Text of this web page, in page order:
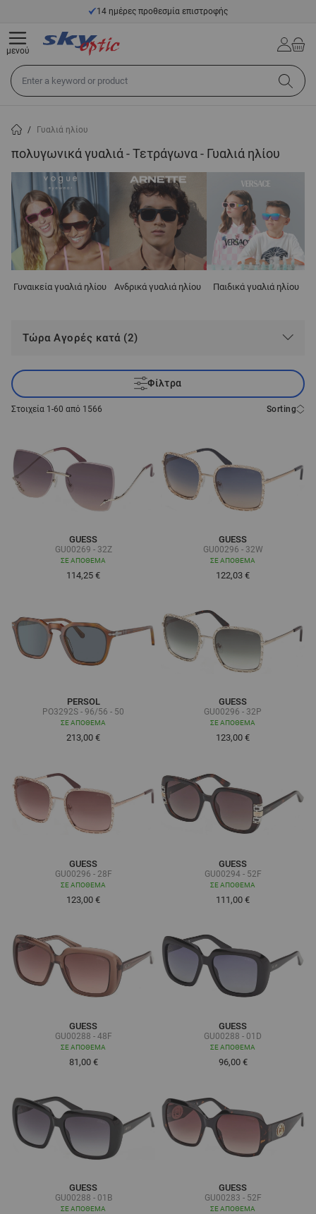
Μετάβαση στο περιεχόμενο14 ημέρες προθεσμία επιστροφής
Αναζήτηση σε όλο το κατάστημα...
μενού
/ Γυαλιά ηλίου
πολυγωνικά γυαλιά - Τετράγωνα - Γυαλιά ηλίου
Γυναικεία γυαλιά ηλίου Ανδρικά γυαλιά ηλίου Παιδικά γυαλιά ηλίου
Τώρα Αγορές κατά (2)
Φίλτρα
Στοιχεία 1-60 από 1566 Sorting
GUESS
GU00269 - 32Z
ΣΕ ΑΠΌΘΕΜΑ
114,25 €
GUESS
GU00296 - 32W
ΣΕ ΑΠΌΘΕΜΑ
122,03 €
PERSOL
PO3292S - 96/56 - 50
ΣΕ ΑΠΌΘΕΜΑ
213,00 €
GUESS
GU00296 - 32P
ΣΕ ΑΠΌΘΕΜΑ
123,00 €
GUESS
GU00296 - 28F
ΣΕ ΑΠΌΘΕΜΑ
123,00 €
GUESS
GU00294 - 52F
ΣΕ ΑΠΌΘΕΜΑ
111,00 €
GUESS
GU00288 - 48F
ΣΕ ΑΠΌΘΕΜΑ
81,00 €
GUESS
GU00288 - 01D
ΣΕ ΑΠΌΘΕΜΑ
96,00 €
GUESS
GU00288 - 01B
ΣΕ ΑΠΌΘΕΜΑ
GUESS
GU00283 - 52F
ΣΕ ΑΠΌΘΕΜΑ